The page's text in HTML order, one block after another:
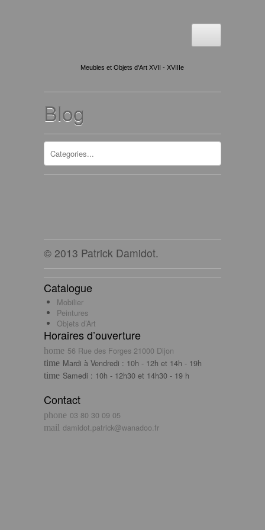
Meubles et Objets d'Art XVII - XVIIIe
Blog
© 2013 Patrick Damidot.
Catalogue
Mobilier
Peintures
Objets d’Art
Horaires d’ouverture
56 Rue des Forges 21000 Dijon
Mardi à Vendredi : 10h - 12h et 14h - 19h
Samedi : 10h - 12h30 et 14h30 - 19 h
Contact
03 80 30 09 05
damidot.patrick@wanadoo.fr